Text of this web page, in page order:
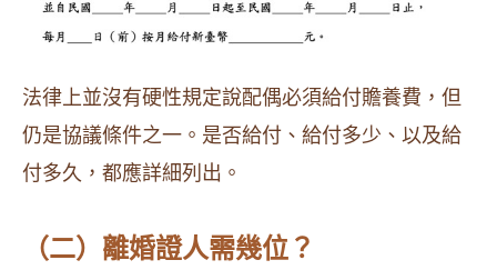
法律上並沒有硬性規定說配偶必須給付贍養費，但
仍是協議條件之一。是否給付、給付多少、以及給
付多久，都應詳細列出。
（二）離婚證人需幾位？